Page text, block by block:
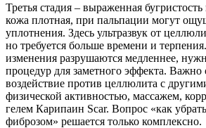
Третья стадия – выраженная
кожа плотная, при пальпации могут
уплотнения. Здесь ультразвук от
но требуется больше времени и
изменения разрушаются медленнее,
процедур для заметного эффекта. Важно
воздействие против целлюлита с
физической активностью, массажем,
гелем Карипаин Scar. Вопрос «как
фиброзом» решается только комплексно.